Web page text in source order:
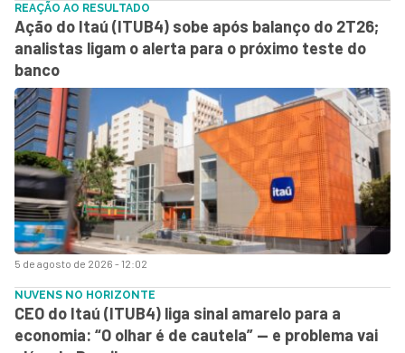
5 de agosto de 2026 - 12:02
REAÇÃO AO RESULTADO
Ação do Itaú (ITUB4) sobe após balanço do 2T26;
analistas ligam o alerta para o próximo teste do
banco
NUVENS NO HORIZONTE
CEO do Itaú (ITUB4) liga sinal amarelo para a
economia: “O olhar é de cautela” — e problema vai